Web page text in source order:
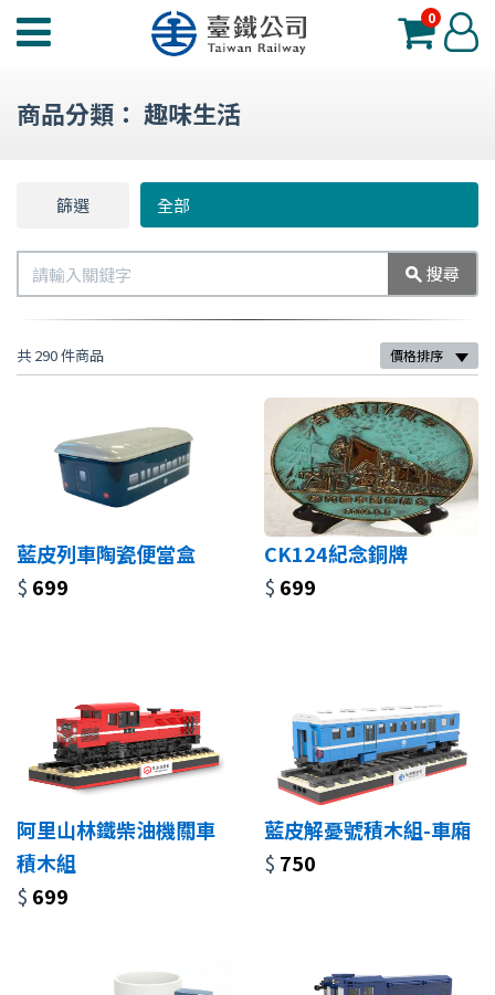
臺
工
選
單
0 登
入
商品分類： 趣味生活
篩選 全部
選
搜尋
共 290 件商品 價格排序
藍皮列車陶瓷便當盒
$ 699
CK124紀念銅牌
$ 699
阿里山林鐵柴油機關車
積木組
$ 699
藍皮解憂號積木組-車廂
$ 750